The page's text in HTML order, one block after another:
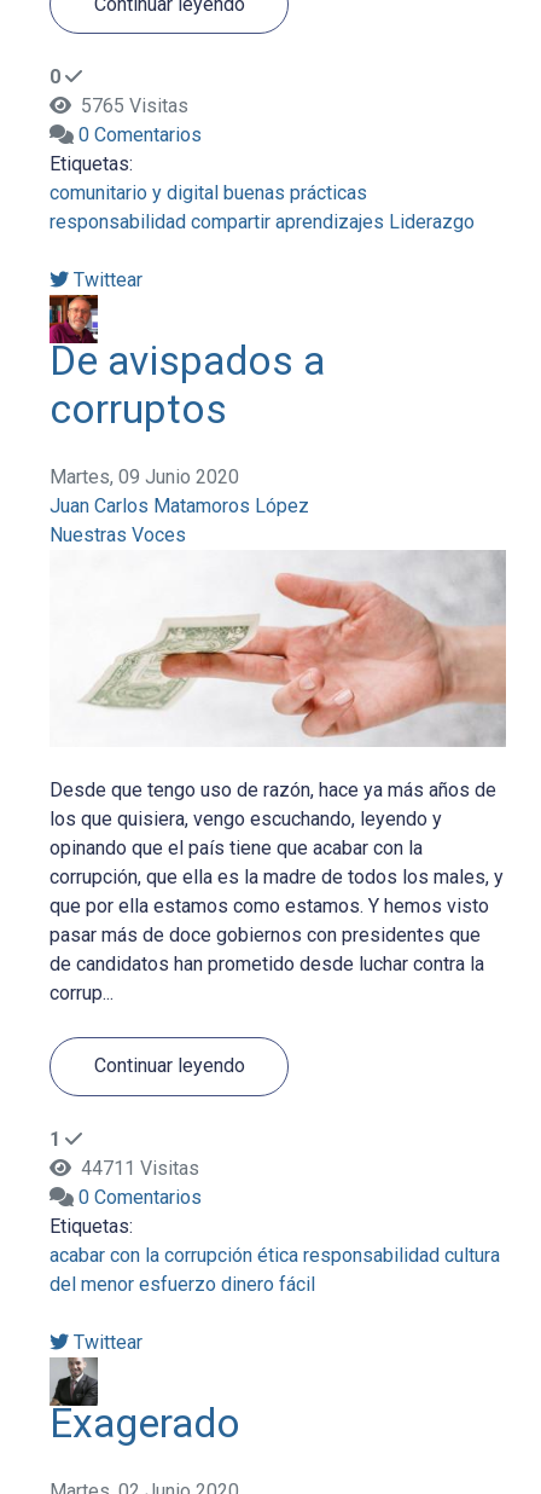
0
5765 Visitas
0 Comentarios
Etiquetas:
comunitario y digital buenas prácticas
responsabilidad compartir aprendizajes Liderazgo
Twittear
De avispados a
corruptos
Martes, 09 Junio 2020
Juan Carlos Matamoros López
Nuestras Voces
Desde que tengo uso de razón, hace ya más años de
los que quisiera, vengo escuchando, leyendo y
opinando que el país tiene que acabar con la
corrupción, que ella es la madre de todos los males, y
que por ella estamos como estamos. Y hemos visto
pasar más de doce gobiernos con presidentes que
de candidatos han prometido desde luchar contra la
corrup...
Continuar leyendo
1
44711 Visitas
0 Comentarios
Etiquetas:
acabar con la corrupción ética responsabilidad cultura
del menor esfuerzo dinero fácil
Twittear
Exagerado